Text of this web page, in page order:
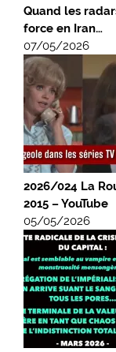
Quand les
force en Iran…
07/05/2026
2026/024 La
2015 – YouTube
05/05/2026